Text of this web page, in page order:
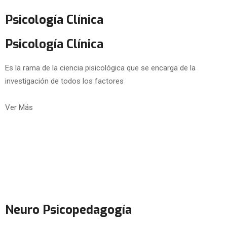
Psicología Clínica
Psicología Clínica
Es la rama de la ciencia pisicológica que se encarga de la
investigación de todos los factores
Ver Más
Neuro Psicopedagogía